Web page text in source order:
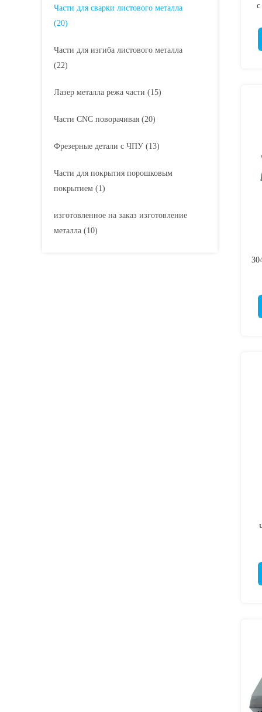
Части для сварки листового металла
(20)
Части для изгиба листового металла
(22)
Лазер металла режа части (15)
Части CNC поворачивая (20)
Фрезерные детали с ЧПУ (13)
Части для покрытия порошковым
покрытием (1)
изготовленное на заказ изготовление
металла (10)